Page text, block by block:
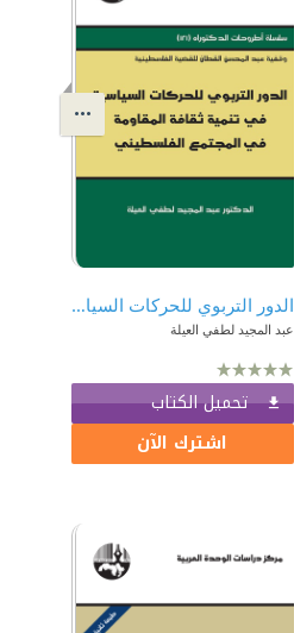
الدور التربوي للحركات السياسية في تنمية ثقافة المقاومةفي المجتمع الفلسطيني
عبد المجيد لطفي العيلة
تحميل الكتاب
اشترك الآن